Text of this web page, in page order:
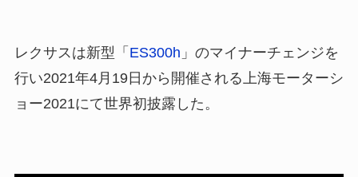
レクサスは新型「 ES300h 」のマイナーチェンジを
行い2021年4月19日から開催される上海モーターシ
ョー2021にて世界初披露した。